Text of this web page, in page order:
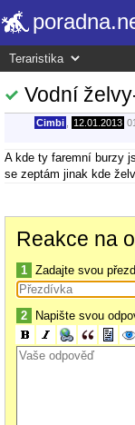
Vodní
Cimbi 12.01.2013
A kde ty faremní burzy
se zeptám jinak kde
Reakce na
1 Zadajte svou
2 Napište svou